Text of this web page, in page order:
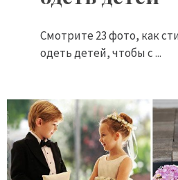
Смотрите 23 фото, как
одеть детей, чтобы с ...